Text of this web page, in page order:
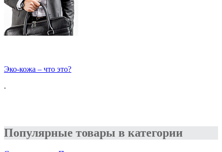
Эко-кожа – что это?
.
Популярные товары в категории